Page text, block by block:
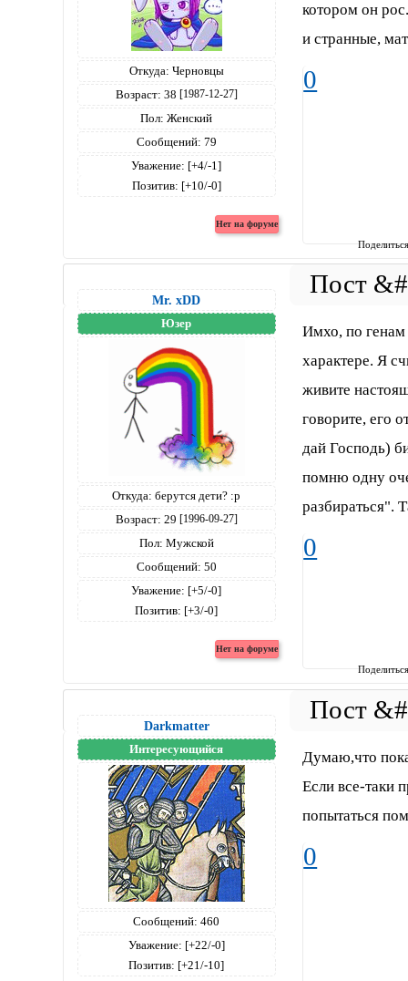
Откуда: Черновцы
Возраст: 38 [1987-12-27]
Пол: Женский
Сообщений: 79
Уважение: [+4/-1]
Позитив: [+10/-0]
котором он
и странные,
0
Mr. xDD
Юзер
Откуда: берутся дети? :р
Возраст: 29 [1996-09-27]
Пол: Мужской
Сообщений: 50
Уважение: [+5/-0]
Позитив: [+3/-0]
Имхо, по генам
характере. Я
живите
говорите, его
дай Господь)
помню одну
разбираться".
0
Darkmatter
Интересующийся
Сообщений: 460
Уважение: [+22/-0]
Позитив: [+21/-10]
Думаю,что
Если все-таки
попытаться
0